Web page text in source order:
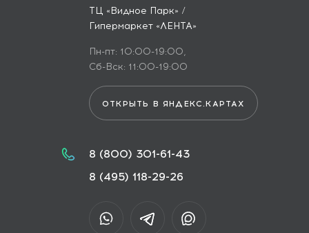
ТЦ «Видное Парк» /
Гипермаркет «ЛЕНТА»
Пн-пт: 10:00-19:00,
Сб-Вск: 11:00-19:00
ОТКРЫТЬ В ЯНДЕКС.КАРТАХ
8 (800) 301-61-43
8 (495) 118-29-26